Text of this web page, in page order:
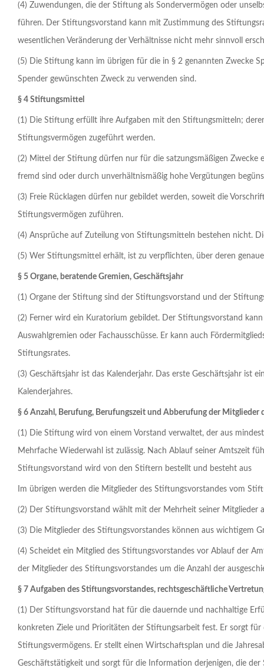
(4) Zuwendungen, die der Stiftung als Sondervermögen oder
führen. Der Stiftungsvorstand kann mit Zustimmung des
wesentlichen Veränderung der Verhältnisse nicht mehr sinnvoll
(5) Die Stiftung kann im übrigen für die in § 2 genannten Zwecke
Spender gewünschten Zweck zu verwenden sind.
§ 4 Stiftungsmittel
(1) Die Stiftung erfüllt ihre Aufgaben mit den Stiftungsmitteln;
Stiftungsvermögen zugeführt werden.
(2) Mittel der Stiftung dürfen nur für die satzungsmäßigen Zwecke
fremd sind oder durch unverhältnismäßig hohe Vergütungen
(3) Freie Rücklagen dürfen nur gebildet werden, soweit die
Stiftungsvermögen zuführen.
(4) Ansprüche auf Zuteilung von Stiftungsmitteln bestehen nicht.
(5) Wer Stiftungsmittel erhält, ist zu verpflichten, über deren
§ 5 Organe, beratende Gremien, Geschäftsjahr
(1) Organe der Stiftung sind der Stiftungsvorstand und der
(2) Ferner wird ein Kuratorium gebildet. Der Stiftungsvorstand
Auswahlgremien oder Fachausschüsse. Er kann auch
Stiftungsrates.
(3) Geschäftsjahr ist das Kalenderjahr. Das erste Geschäftsjahr ist
Kalenderjahres.
§ 6 Anzahl, Berufung, Berufungszeit und Abberufung der Mitglieder
(1) Die Stiftung wird von einem Vorstand verwaltet, der aus
Mehrfache Wiederwahl ist zulässig. Nach Ablauf seiner Amtszeit
Stiftungsvorstand wird von den Stiftern bestellt und besteht aus
Im übrigen werden die Mitglieder des Stiftungsvorstandes vom
(2) Der Stiftungsvorstand wählt mit der Mehrheit seiner Mitglieder
(3) Die Mitglieder des Stiftungsvorstandes können aus wichtigem
(4) Scheidet ein Mitglied des Stiftungsvorstandes vor Ablauf der
der Mitglieder des Stiftungsvorstandes um die Anzahl der
§ 7 Aufgaben des Stiftungsvorstandes, rechtsgeschäftliche
(1) Der Stiftungsvorstand hat für die dauernde und nachhaltige
konkreten Ziele und Prioritäten der Stiftungsarbeit fest. Er sorgt
Stiftungsvermögens. Er stellt einen Wirtschaftsplan und die
Geschäftstätigkeit und sorgt für die Information derjenigen, die